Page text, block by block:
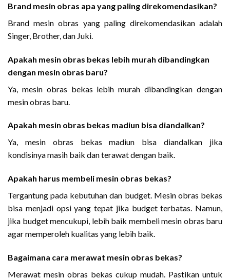
Brand mesin obras apa yang paling direkomendasikan?
Brand mesin obras yang paling direkomendasikan adalah
Singer, Brother, dan Juki.
Apakah mesin obras bekas lebih murah dibandingkan
dengan mesin obras baru?
Ya, mesin obras bekas lebih murah dibandingkan dengan
mesin obras baru.
Apakah mesin obras bekas madiun bisa diandalkan?
Ya, mesin obras bekas madiun bisa diandalkan jika
kondisinya masih baik dan terawat dengan baik.
Apakah harus membeli mesin obras bekas?
Tergantung pada kebutuhan dan budget. Mesin obras bekas
bisa menjadi opsi yang tepat jika budget terbatas. Namun,
jika budget mencukupi, lebih baik membeli mesin obras baru
agar memperoleh kualitas yang lebih baik.
Bagaimana cara merawat mesin obras bekas?
Merawat mesin obras bekas cukup mudah. Pastikan untuk